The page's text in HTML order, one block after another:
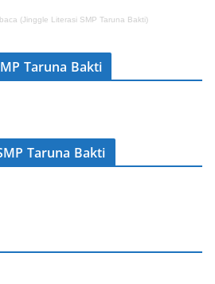
(Jinggle Literasi SMP Taruna Bakti)
Taruna Bakti
Taruna Bakti